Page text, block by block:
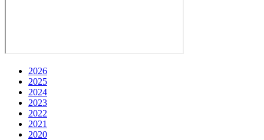
2026
2025
2024
2023
2022
2021
2020